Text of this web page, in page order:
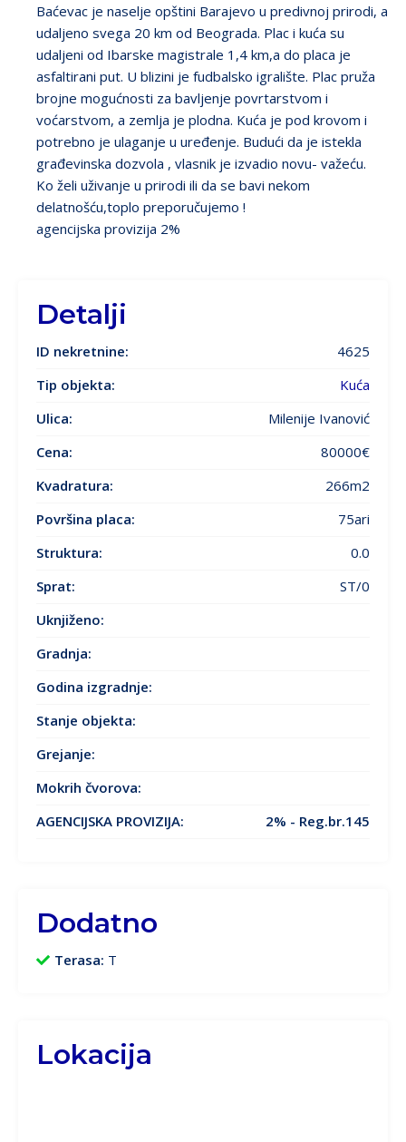
Baćevac je naselje opštini Barajevo u predivnoj prirodi, a
udaljeno svega 20 km od Beograda. Plac i kuća su
udaljeni od Ibarske magistrale 1,4 km,a do placa je
asfaltirani put. U blizini je fudbalsko igralište. Plac pruža
brojne mogućnosti za bavljenje povrtarstvom i
voćarstvom, a zemlja je plodna. Kuća je pod krovom i
potrebno je ulaganje u uređenje. Budući da je istekla
građevinska dozvola , vlasnik je izvadio novu- važeću.
Ko želi uživanje u prirodi ili da se bavi nekom
delatnošću,toplo preporučujemo !
agencijska provizija 2%
Detalji
ID nekretnine:
4625
Tip objekta:
Kuća
Ulica:
Milenije Ivanović
Cena:
80000€
Kvadratura:
266m2
Površina placa:
75ari
Struktura:
0.0
Sprat:
ST/0
Uknjiženo:
Gradnja:
Godina izgradnje:
Stanje objekta:
Grejanje:
Mokrih čvorova:
AGENCIJSKA PROVIZIJA:
2% - Reg.br.145
Dodatno
Terasa: T
Lokacija